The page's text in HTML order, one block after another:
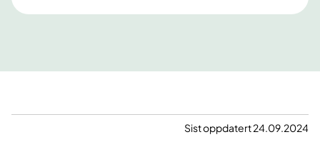
Sist oppdatert 24.09.2024